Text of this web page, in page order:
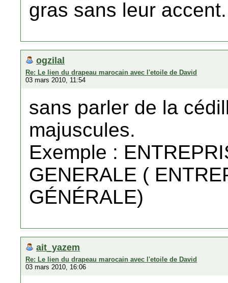
gras sans leur accent.
ogzilal
Re: Le lien du drapeau marocain avec l'etoile de David
03 mars 2010, 11:54
sans parler de la
majuscules.
Exemple :
GENERALE (
GÉNÉRALE)
ait_yazem
Re: Le lien du drapeau marocain avec l'etoile de David
03 mars 2010, 16:06